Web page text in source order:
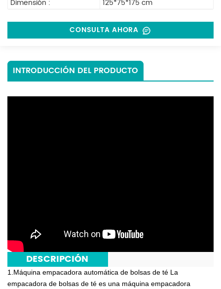
Dimensión :
125*75*175 cm
CONSULTA AHORA
INTRODUCCIÓN DEL PRODUCTO
DESCRIPCIÓN
1.Máquina empacadora automática de bolsas de té La
empacadora de bolsas de té es una máquina empacadora